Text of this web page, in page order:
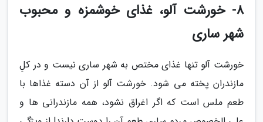
8- خورشت آلو، غذای خوشمزه و محبوب
شهر ساری
خورشت آلو تنها غذای مختص به شهر ساری نیست و در کلِ
مازندران پخته می شود. خورشت آلو از آن دسته غذاها با
طعم ملس است که اگر اغراق نشود، همه مازندرانی ها و